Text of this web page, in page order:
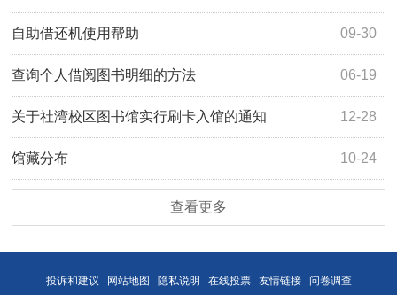
09-30
自助借还机使用帮助
06-19
查询个人借阅图书明细的方法
12-28
关于社湾校区图书馆实行刷卡入馆的通知
10-24
馆藏分布
查看更多
投诉和建议 网站地图 隐私说明 在线投票 友情链接 问卷调查